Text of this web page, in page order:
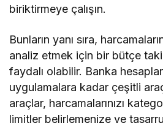
biriktirmeye çalışın.
Bunların yanı sıra,
analiz etmek için bir bütçe
faydalı olabilir. Banka
uygulamalara kadar çeşitli
araçlar, harcamalarınızı
limitler belirlemenize ve